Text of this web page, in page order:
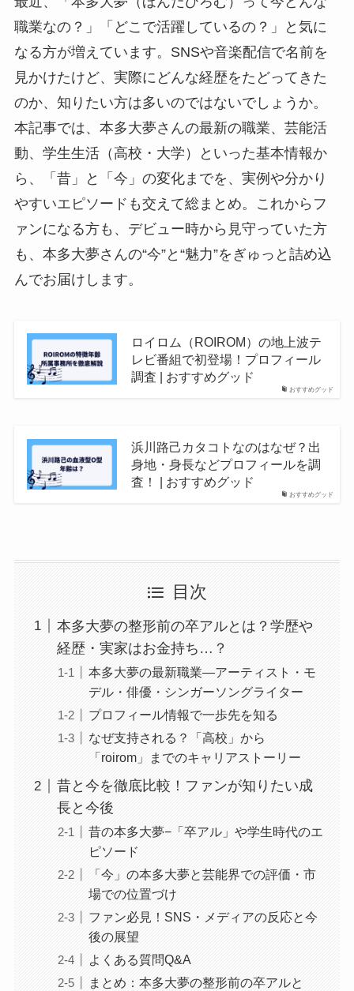
職業なの？」「どこで活躍しているの？」と気に
なる方が増えています。SNSや音楽配信で名前を
見かけたけど、実際にどんな経歴をたどってきた
のか、知りたい方は多いのではないでしょうか。
本記事では、本多大夢さんの最新の職業、芸能活
動、学生生活（高校・大学）といった基本情報か
ら、「昔」と「今」の変化までを、実例や分かり
やすいエピソードも交えて総まとめ。これからフ
ァンになる方も、デビュー時から見守っていた方
も、本多大夢さんの“今”と“魅力”をぎゅっと詰め込
んでお届けします。
おすすめグッド
ロイロム（ROIROM）の地上波テ
レビ番組で初登場！プロフィール
調査 | おすすめグッド
おすすめグッド
浜川路己カタコトなのはなぜ？出
身地・身長などプロフィールを調
査！ | おすすめグッド
目次
本多大夢の整形前の卒アルとは？学歴や
経歴・実家はお金持ち…？
本多大夢の最新職業―アーティスト・モ
デル・俳優・シンガーソングライター
プロフィール情報で一歩先を知る
なぜ支持される？「高校」から
「roirom」までのキャリアストーリー
昔と今を徹底比較！ファンが知りたい成
長と今後
昔の本多大夢−「卒アル」や学生時代のエ
ピソード
「今」の本多大夢と芸能界での評価・市
場での位置づけ
ファン必見！SNS・メディアの反応と今
後の展望
よくある質問Q&A
まとめ：本多大夢の整形前の卒アルと